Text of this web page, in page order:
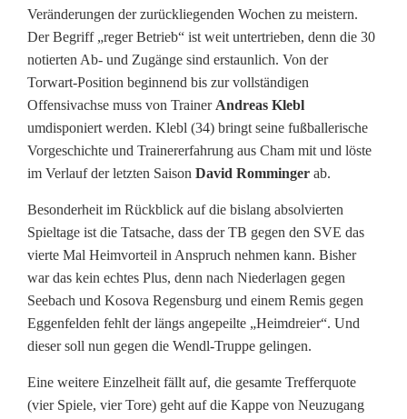
n
d
e
s
l
g
a
M
i
t
Veränderungen der zurückliegenden Wochen zu meistern.
Der Begriff „reger Betrieb“ ist weit untertrieben, denn die 30
notierten Ab- und Zugänge sind erstaunlich. Von der
Torwart-Position beginnend bis zur vollständigen
Offensivachse muss von Trainer Andreas Klebl
umdisponiert werden. Klebl (34) bringt seine fußballerische
Vorgeschichte und Trainererfahrung aus Cham mit und löste
im Verlauf der letzten Saison David Romminger ab.
Besonderheit im Rückblick auf die bislang absolvierten
Spieltage ist die Tatsache, dass der TB gegen den SVE das
vierte Mal Heimvorteil in Anspruch nehmen kann. Bisher
war das kein echtes Plus, denn nach Niederlagen gegen
Seebach und Kosova Regensburg und einem Remis gegen
Eggenfelden fehlt der längs angepeilte „Heimdreier“. Und
dieser soll nun gegen die Wendl-Truppe gelingen.
Eine weitere Einzelheit fällt auf, die gesamte Trefferquote
(vier Spiele, vier Tore) geht auf die Kappe von Neuzugang